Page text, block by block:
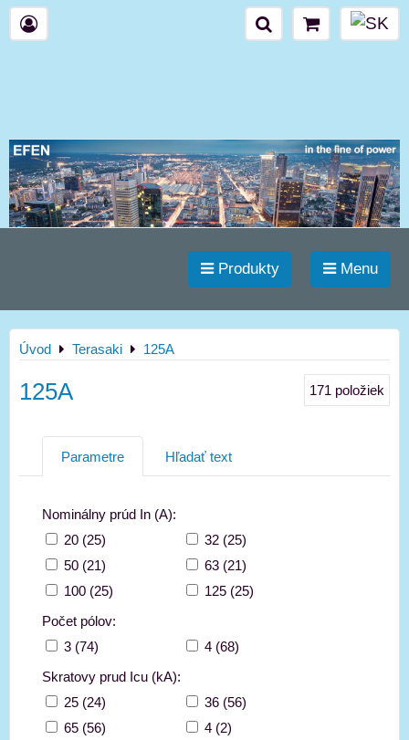
Produkty Menu
Úvod Terasaki 125A
125A 171 položiek
Parametre Hľadať text
Nominálny prúd In (A):
20 (25)
32 (25)
50 (21)
63 (21)
100 (25)
125 (25)
Počet pólov:
3 (74)
4 (68)
Skratovy prud Icu (kA):
25 (24)
36 (56)
65 (56)
4 (2)